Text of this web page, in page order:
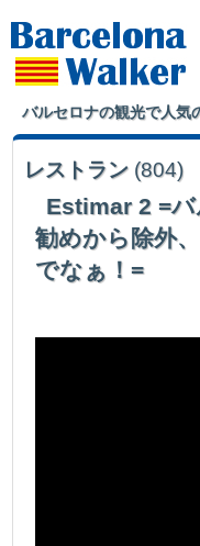
バルセロナの観光で人気
レストラン (804)
Estimar 2 =
勧めから除外
でなぁ！=